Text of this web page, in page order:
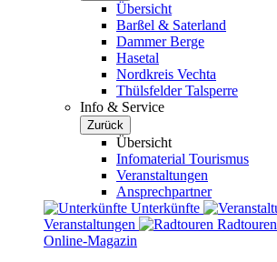
Übersicht
Barßel & Saterland
Dammer Berge
Hasetal
Nordkreis Vechta
Thülsfelder Talsperre
Info & Service
Zurück
Übersicht
Infomaterial Tourismus
Veranstaltungen
Ansprechpartner
Unterkünfte
Veranstaltungen
Radtouren
Online-Magazin